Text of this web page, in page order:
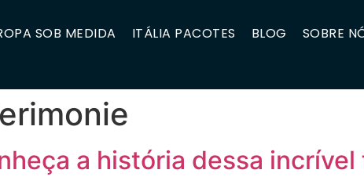
SOB MEDIDA ITÁLIA PACOTES BLOG SOBRE
a história dessa